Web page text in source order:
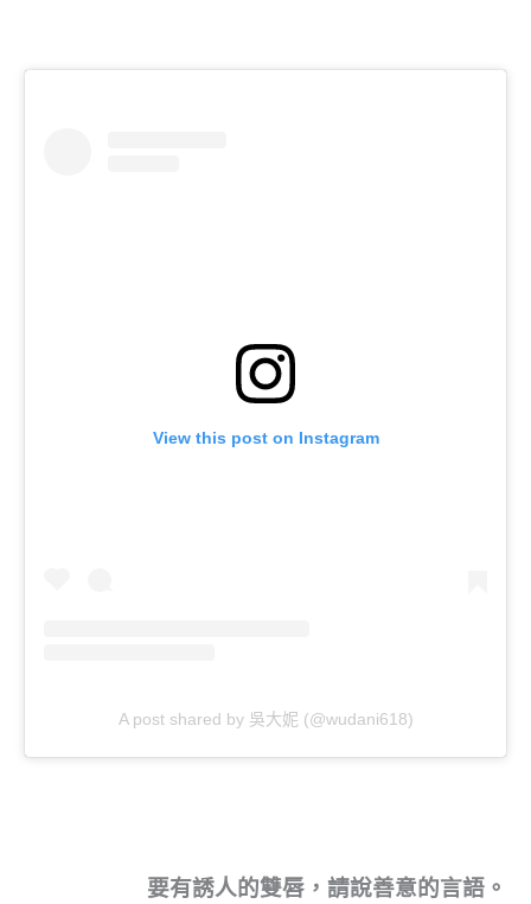
View this post on Instagram
A post shared by 吳大妮 (@wudani618)
要有誘人的雙唇，請說善意的言語。